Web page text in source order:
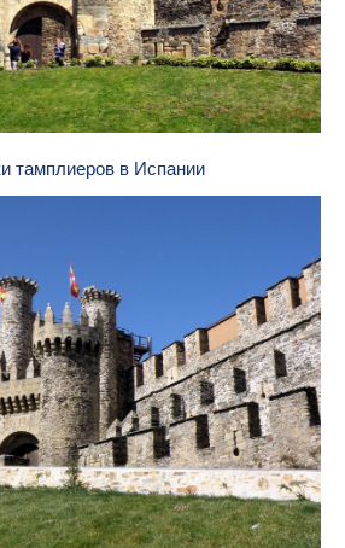
тамплиеров в Испании